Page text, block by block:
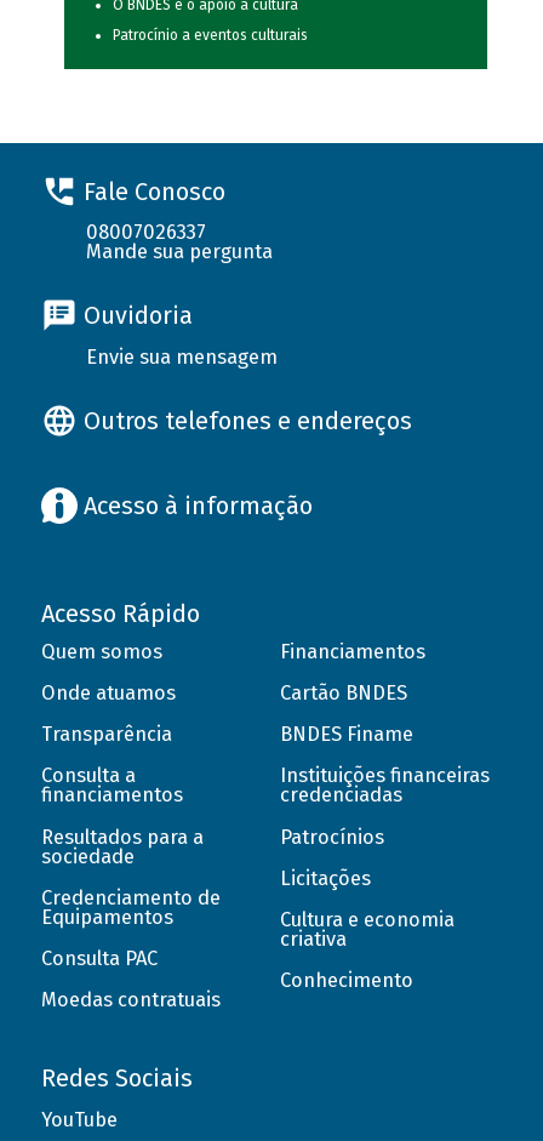
O BNDES e o apoio à cultura
Patrocínio a eventos culturais
Fale Conosco
08007026337
Mande sua pergunta
Ouvidoria
Envie sua mensagem
Outros telefones e endereços
Acesso à informação
Acesso Rápido
Quem somos
Onde atuamos
Transparência
Consulta a
financiamentos
Resultados para a
sociedade
Credenciamento de
Equipamentos
Consulta PAC
Moedas contratuais
Financiamentos
Cartão BNDES
BNDES Finame
Instituições financeiras
credenciadas
Patrocínios
Licitações
Cultura e economia
criativa
Conhecimento
Redes Sociais
YouTube